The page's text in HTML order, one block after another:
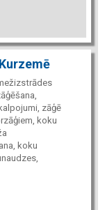
zāģē
koku
koku